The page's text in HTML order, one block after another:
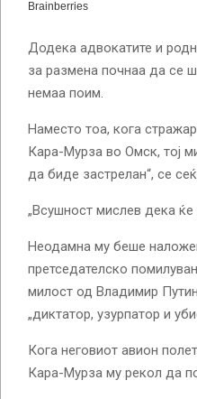
Додека адвокатите и
за размена почнаа да се
немаа поим.
Наместо тоа, кога
Кара-Мурза во Омск, тој
да биде застрелан“, се
„Всушност мислев дека ќе
Неодамна му беше
претседателско
милост од Владимир
„диктатор, узурпатор и
Кога неговиот авион
Кара-Мурза му рекол да